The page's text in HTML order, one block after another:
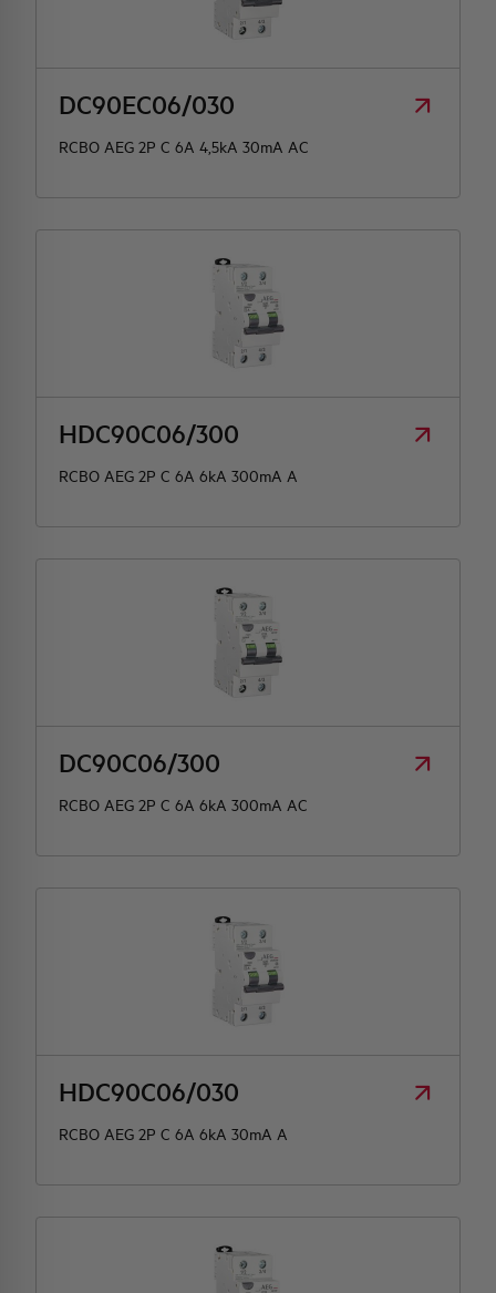
DC90EC06/030
RCBO AEG 2P C 6A 4,5kA 30mA AC
HDC90C06/300
RCBO AEG 2P C 6A 6kA 300mA A
DC90C06/300
RCBO AEG 2P C 6A 6kA 300mA AC
HDC90C06/030
RCBO AEG 2P C 6A 6kA 30mA A